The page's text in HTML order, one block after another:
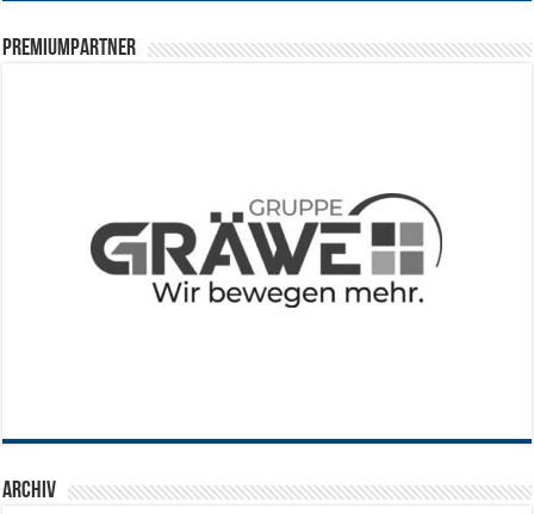
PREMIUMPARTNER
Archiv